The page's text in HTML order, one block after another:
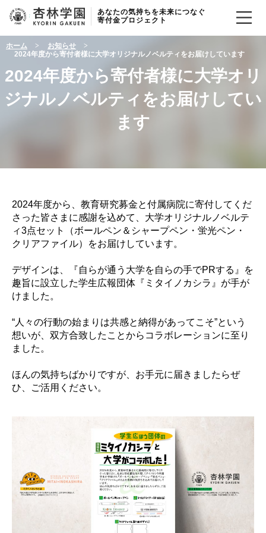
あなたの気持ちを未来につなぐ
寄付金プロジェクト
ホーム
お知らせ
2024年度から寄付者様に大学オリジナルノベルティをお届けしています
2024年度から寄付者様に大学オリ
ジナルノベルティをお届けしてい
ます
2024年度から、教育研究募金と付属病院に寄付してくだ
さった皆さまに感謝を込めて、大学オリジナルノベルテ
ィ3点セット（ボールペン＆シャープペン・蛍光ペン・
クリアファイル）をお届けしています。
デザインは、『自らが通う大学を自らの手でPRする』を
趣旨に設立した学生広報団体『ミタイノカシラ』が手が
けました。
“人々の行動の始まりは共感と納得があってこそ”という
想いが、双方合致したことからコラボレーションに至り
ました。
ほんの気持ちばかりですが、お手元に届きましたらぜ
ひ、ご活用ください。